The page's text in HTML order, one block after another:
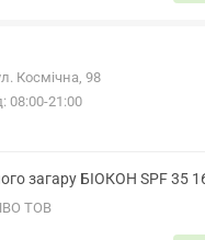
Космічна, 98
08:00-21:00
загару БІОКОН SPF 35
ТОВ